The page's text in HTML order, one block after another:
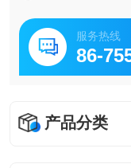
服务热线
86-
产品分类